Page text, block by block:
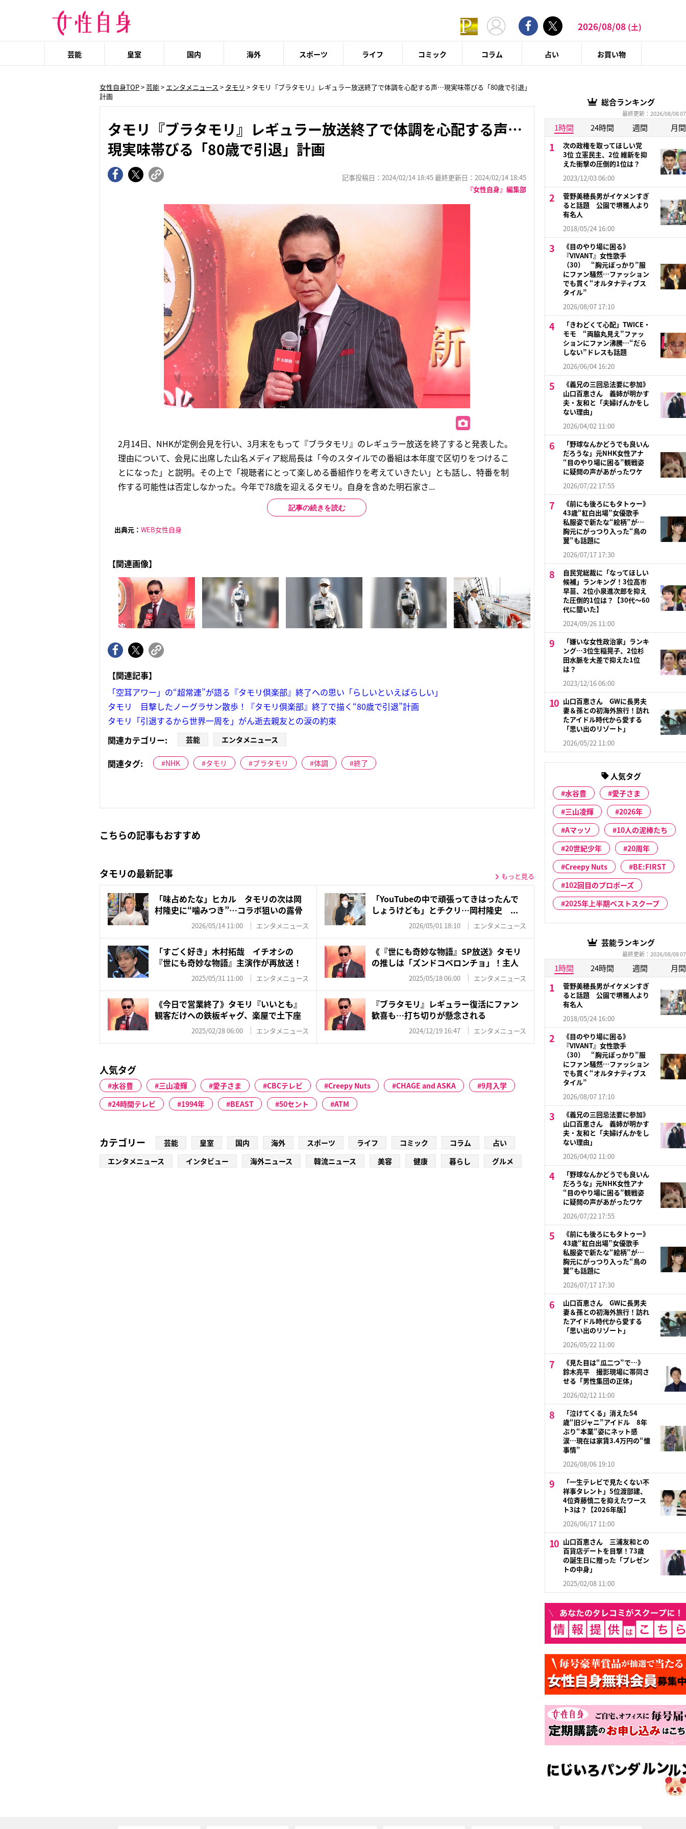
2026/08/08 (土)
芸能 皇室 国内 海外 スポーツ ライフ コミック コラム 占い お買い物
女性自身TOP>芸能> エンタメニュース > タモリ > タモリ『ブラタモリ』レギュラー放送終了で体調を心配する声…現実味帯びる「80歳で引退」
計画
タモリ『ブラタモリ』レギュラー放送終了で体調を心配する声…
現実味帯びる「80歳で引退」計画
記事投稿日：2024/02/14 18:45 最終更新日：2024/02/14 18:45
『女性自身』編集部
2月14日、NHKが定例会見を行い、3月末をもって『ブラタモリ』のレギュラー放送を終了すると発表した。
理由について、会見に出席した山名メディア総局長は「今のスタイルでの番組は本年度で区切りをつけるこ
とになった」と説明。その上で「視聴者にとって楽しめる番組作りを考えていきたい」とも話し、特番を制
作する可能性は否定しなかった。今年で78歳を迎えるタモリ。自身を含めた明石家さ...
記事の続きを読む
出典元： WEB女性自身
【関連画像】
【関連記事】
「空耳アワー」の“超常連”が語る『タモリ倶楽部』終了への思い「らしいといえばらしい」
タモリ 目撃したノーグラサン散歩！『タモリ倶楽部』終了で描く“80歳で引退”計画
タモリ「引退するから世界一周を」がん逝去親友との涙の約束
関連カテゴリー:
芸能 エンタメニュース
関連タグ: NHK タモリ ブラタモリ 体調 終了
こちらの記事もおすすめ
タモリの最新記事 もっと見る
「味占めたな」ヒカル タモリの次は岡
村隆史に“噛みつき”…コラボ狙いの露骨
2026/05/14 11:00 エンタメニュース
「YouTubeの中で頑張ってきはったんで
しょうけども」とチクリ…岡村隆史 ...
2026/05/01 18:10 エンタメニュース
「すごく好き」木村拓哉 イチオシの
『世にも奇妙な物語』主演作が再放送！
2025/05/31 11:00 エンタメニュース
《『世にも奇妙な物語』SP放送》タモリ
の推しは「ズンドコベロンチョ」！主人
2025/05/18 06:00 エンタメニュース
《今日で営業終了》タモリ『いいとも』
観客だけへの鉄板ギャグ、楽屋で土下座
2025/02/28 06:00 エンタメニュース
『ブラタモリ』レギュラー復活にファン
歓喜も…打ち切りが懸念される
NHK「“伝...2024/12/19 16:47 エンタメニュース
人気タグ
水谷豊 三山凌輝 愛子さま CBCテレビ Creepy Nuts CHAGE and ASKA
9月入学
24時間テレビ
1994年 BEAST 50セント ATM
カテゴリー 芸能 皇室 国内 海外 スポーツ ライフ コミック コラム
占い
エンタメニュース
インタビュー 海外ニュース 韓流ニュース 美容 健康 暮らし グルメ
総合ランキング
最終更新：2026/08/08
1時間 24時間 週間 月間
次の政権を取ってほしい党
3位 立憲民主、2位 維新を抑
えた衝撃の圧倒的1位は？
2023/12/03 06:00
菅野美穂長男がイケメンすぎ
ると話題 公園で堺雅人より
有名人
2018/05/24 16:00
《目のやり場に困る》
『VIVANT』女性歌手
（30） “胸元ぽっかり”服
にファン騒然…ファッション
でも貫く“オルタナティブス
タイル”
2026/08/07 17:10
「きわどくて心配」TWICE・
モモ “両脇丸見え”ファッ
ションにファン沸騰…“だら
しない”ドレスも話題
2026/06/04 16:20
《義兄の三回忌法要に参加》
山口百恵さん 義姉が明かす
夫・友和と「夫婦げんかをし
ない理由」
2026/04/02 11:00
「野球なんかどうでも良いん
だろうな」元NHK女性アナ
“目のやり場に困る”観戦姿
に疑問の声があがったワケ
2026/07/22 17:55
《前にも後ろにもタトゥー》
43歳“紅白出場”女優歌手
私服姿で新たな“絵柄”が…
胸元にがっつり入った“鳥の
翼”も話題に
2026/07/17 17:30
自民党総裁に「なってほしい
候補」ランキング！3位高市
早苗、2位小泉進次郎を抑え
た圧倒的1位は？【30代〜60
代に聞いた】
2024/09/26 11:00
「嫌いな女性政治家」ランキ
ング…3位生稲晃子、2位杉
田水脈を大差で抑えた1位
は？
2023/12/16 06:00
山口百恵さん GWに長男夫
妻＆孫との初海外旅行！訪れ
たアイドル時代から愛する
「思い出のリゾート」
2026/05/22 11:00
人気タグ
水谷豊
愛子さま
三山凌輝
2026年
Aマッソ
10人の泥棒たち
20世紀少年
20周年
Creepy Nuts
BE:FIRST
102回目のプロポーズ
2025年上半期ベストスクープ
芸能ランキング
最終更新：2026/08/08
1時間 24時間 週間 月間
菅野美穂長男がイケメンすぎ
ると話題 公園で堺雅人より
有名人
2018/05/24 16:00
《目のやり場に困る》
『VIVANT』女性歌手
（30） “胸元ぽっかり”服
にファン騒然…ファッション
でも貫く“オルタナティブス
タイル”
2026/08/07 17:10
《義兄の三回忌法要に参加》
山口百恵さん 義姉が明かす
夫・友和と「夫婦げんかをし
ない理由」
2026/04/02 11:00
「野球なんかどうでも良いん
だろうな」元NHK女性アナ
“目のやり場に困る”観戦姿
に疑問の声があがったワケ
2026/07/22 17:55
《前にも後ろにもタトゥー》
43歳“紅白出場”女優歌手
私服姿で新たな“絵柄”が…
胸元にがっつり入った“鳥の
翼”も話題に
2026/07/17 17:30
山口百恵さん GWに長男夫
妻＆孫との初海外旅行！訪れ
たアイドル時代から愛する
「思い出のリゾート」
2026/05/22 11:00
《見た目は“瓜二つ”で…》
鈴木亮平 撮影現場に帯同さ
せる「男性集団の正体」
2026/02/12 11:00
「泣けてくる」消えた54
歳“旧ジャニ”アイドル 8年
ぶり“本業”姿にネット感
涙…現在は家賃3.4万円の“懐
事情”
2026/08/06 19:10
「一生テレビで見たくない不
祥事タレント」5位渡部建、
4位斉藤慎二を抑えたワース
ト3は？【2026年版】
2026/06/17 11:00
山口百恵さん 三浦友和との
百貨店デートを目撃！73歳
の誕生日に贈った「プレゼン
トの中身」
2025/02/08 11:00